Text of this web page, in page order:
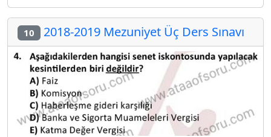
10 2018-2019 Mezuniyet Üç Ders Sınavı